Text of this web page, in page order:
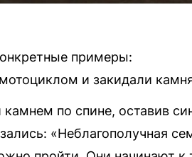
примеры:
и закидали
по спине, оставив
«Неблагополучная